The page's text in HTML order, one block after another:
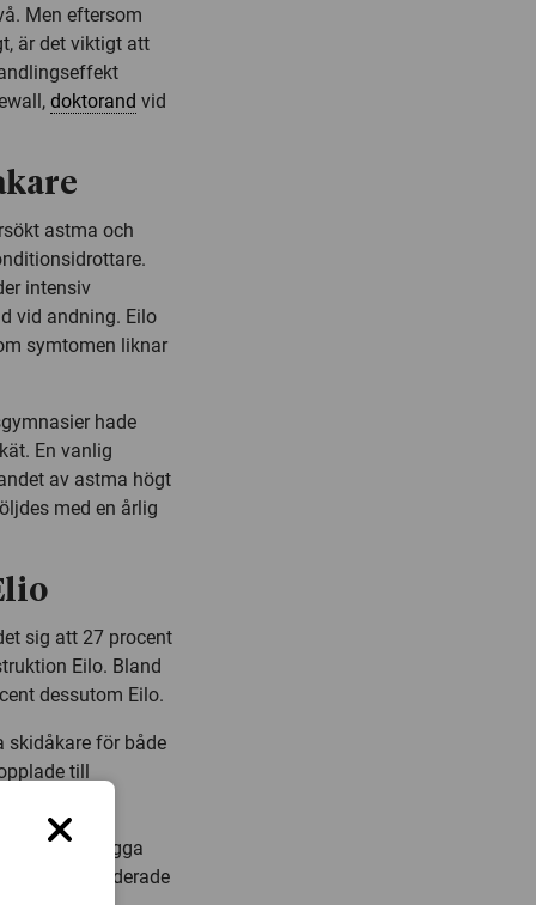
Men eftersom
är det viktigt att
doktorand vid
astma och
intensiv
vid andning. Eilo
symtomen liknar
hade
En vanlig
av astma högt
med en årlig
sig att 27 procent
Eilo. Bland
dessutom Eilo.
skidåkare för både
till
för att kartlägga
som studerade